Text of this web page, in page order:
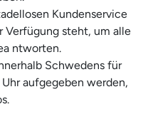
Kundenservice
Verfügung steht, um alle
ntworten.
Schwedens für
aufgegeben werden,